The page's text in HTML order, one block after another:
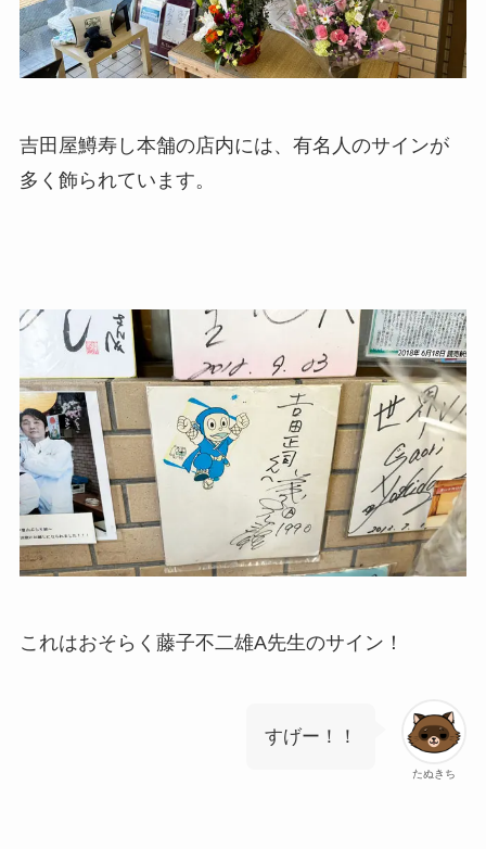
吉田屋鱒寿し本舗の店内には、有名人のサインが
多く飾られています。
これはおそらく藤子不二雄A先生のサイン！
たぬきち
すげー！！